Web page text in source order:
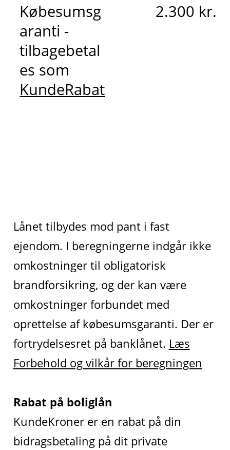
Købesumsg
aranti -
tilbagebetal
es som
KundeRabat
2.300 kr.
Lånet tilbydes mod pant i fast
ejendom. I beregningerne indgår ikke
omkostninger til obligatorisk
brandforsikring, og der kan være
omkostninger forbundet med
oprettelse af købesumsgaranti. Der er
fortrydelsesret på banklånet. Læs
Forbehold og vilkår for beregningen
Rabat på boliglån
KundeKroner er en rabat på din
bidragsbetaling på dit private